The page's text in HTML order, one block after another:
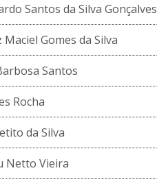
Santos da Silva Gonçalves
Maciel Gomes da Silva
Santos
Rocha
da Silva
Netto Vieira